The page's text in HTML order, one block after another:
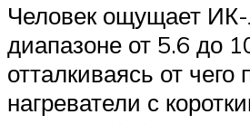
Человек ощущает
диапазоне от 5.6 до
отталкиваясь от чего
нагреватели с